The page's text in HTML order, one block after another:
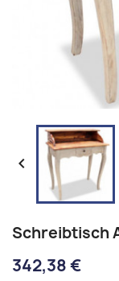

Schreibtisch
342,38 €